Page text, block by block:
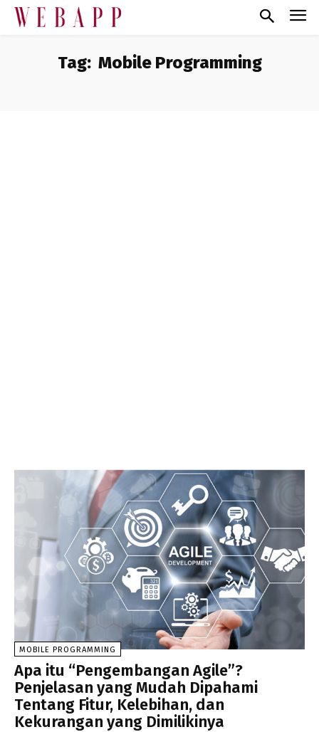
Tag: Mobile Programming
MOBILE PROGRAMMING
Apa itu “Pengembangan Agile”?
Penjelasan yang Mudah Dipahami
Tentang Fitur, Kelebihan, dan
Kekurangan yang Dimilikinya